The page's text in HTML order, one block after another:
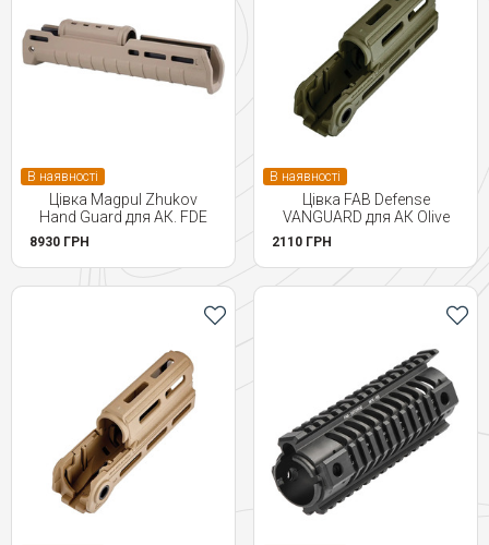
В наявності
Цівка Magpul Zhukov
Hand Guard для АК. FDE
8930 ГРН
В наявності
Цівка FAB Defense
VANGUARD для АК Olive
2110 ГРН